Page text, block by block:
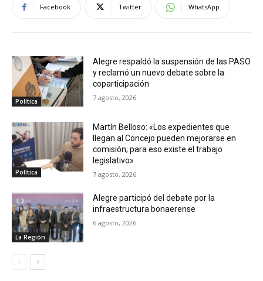
Facebook Twitter WhatsApp
Política
Alegre respaldó la suspensión de las PASO
y reclamó un nuevo debate sobre la
coparticipación
7 agosto, 2026
Política
Martín Belloso: «Los expedientes que
llegan al Concejo pueden mejorarse en
comisión; para eso existe el trabajo
legislativo»
7 agosto, 2026
La Región
Alegre participó del debate por la
infraestructura bonaerense
6 agosto, 2026